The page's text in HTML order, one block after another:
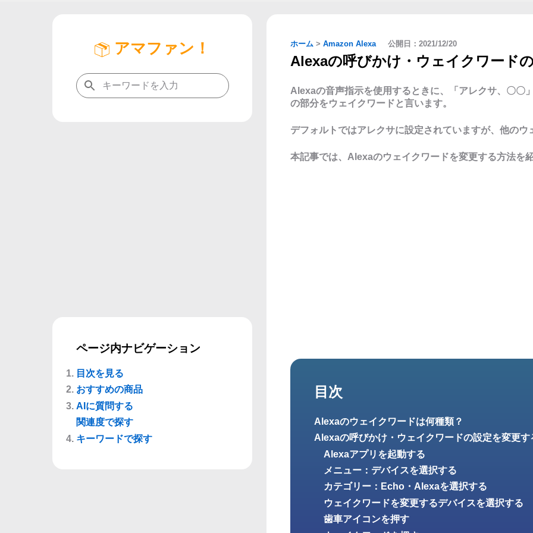
ホーム > Amazon Alexa 公開日： 2021/12/20
Alexaの呼びかけ・ウェイクワード
Alexaの音声指示を使用するときに、「アレクサ、〇〇
の部分をウェイクワードと言います。
デフォルトではアレクサに設定されていますが、他の
本記事では、Alexaのウェイクワードを変更する方法を
目次
Alexaのウェイクワードは何種類？
Alexaの呼びかけ・ウェイクワードの設定を変更す
Alexaアプリを起動する
メニュー：デバイスを選択する
カテゴリー：Echo・Alexaを選択する
ウェイクワードを変更するデバイスを選択する
歯車アイコンを押す
アマファン！
ページ内ナビゲーション
目次を見る
おすすめの商品
AIに質問する
関連度で探す
キーワードで探す